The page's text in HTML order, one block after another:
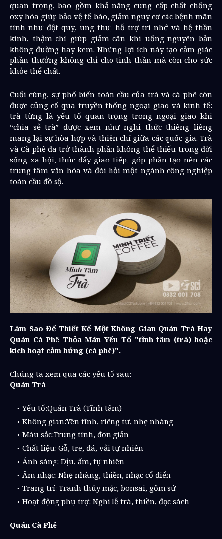
quan trọng, bao gồm khả năng cung cấp chất chống
oxy hóa giúp bảo vệ tế bào, giảm nguy cơ các bệnh mãn
tính như đột quỵ, ung thư, hỗ trợ trí nhớ và hệ thần
kinh, thậm chí giúp giảm cân khi uống nguyên bản
không đường hay kem. Những lợi ích này tạo cảm giác
phần thưởng không chỉ cho tinh thần mà còn cho sức
khỏe thể chất.
Cuối cùng, sự phổ biến toàn cầu của trà và cà phê còn
được củng cố qua truyền thống ngoại giao và kinh tế:
trà từng là yếu tố quan trọng trong ngoại giao khi
“chia sẻ trà” được xem như nghi thức thiêng liêng
mang lại sự hòa hợp và thiện chí giữa các quốc gia. Trà
và Cà phê đã trở thành phần không thể thiếu trong đời
sống xã hội, thúc đẩy giao tiếp, góp phần tạo nên các
trung tâm văn hóa và đòi hỏi một ngành công nghiệp
toàn cầu đồ sộ.
Làm Sao Để Thiết Kế Một Không Gian Quán Trà Hay
Quán Cà Phê Thỏa Mãn Yếu Tố "tĩnh tâm (trà) hoặc
kích hoạt cảm hứng (cà phê)".
Chúng ta xem qua các yếu tố sau:
Quán Trà
Yếu tố:Quán Trà (Tĩnh tâm)
Không gian:Yên tĩnh, riêng tư, nhẹ nhàng
Màu sắc:Trung tính, đơn giản
Chất liệu: Gỗ, tre, đá, vải tự nhiên
Ánh sáng: Dịu, ấm, tự nhiên
Âm nhạc: Nhẹ nhàng, thiền, nhạc cổ điển
Trang trí: Tranh thủy mặc, bonsai, gốm sứ
Hoạt động phụ trợ: Nghi lễ trà, thiền, đọc sách
Quán Cà Phê